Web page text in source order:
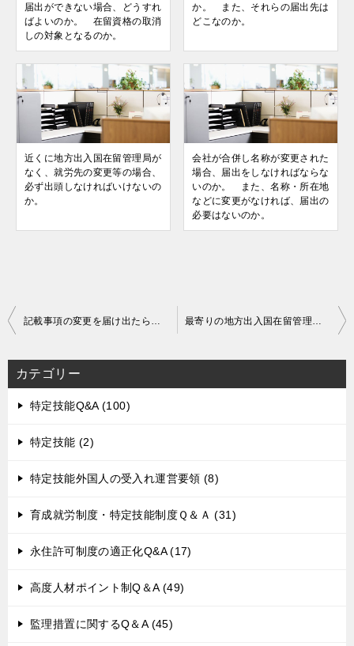
届出ができない場合、どうすれ
ばよいのか。 在留資格の取消
しの対象となるのか。
か。 また、それらの届出先は
どこなのか。
近くに地方出入国在留管理局が
なく、就労先の変更等の場合、
必ず出頭しなければいけないの
か。
会社が合併し名称が変更された
場合、届出をしなければならな
いのか。 また、名称・所在地
などに変更がなければ、届出の
必要はないのか。
投
稿
ナ
ビ
ゲ
シ
記載事項の変更を届け出たら、新たな在留カードが発行されるのか。 最寄りの地方出入国在留管理局で、住居地を届け出ることができるのか。
カテゴリー
特定技能Q&A (100)
特定技能 (2)
特定技能外国人の受入れ運営要領 (8)
育成就労制度・特定技能制度Ｑ＆Ａ (31)
永住許可制度の適正化Q&A (17)
高度人材ポイント制Q＆A (49)
監理措置に関するQ＆A (45)